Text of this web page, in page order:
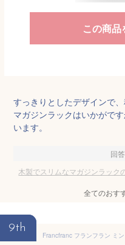
この商
すっきりとしたデザインで
マガジンラックはいかがで
います。
回
木製でスリムなマガジンラック
全てのおす
9th